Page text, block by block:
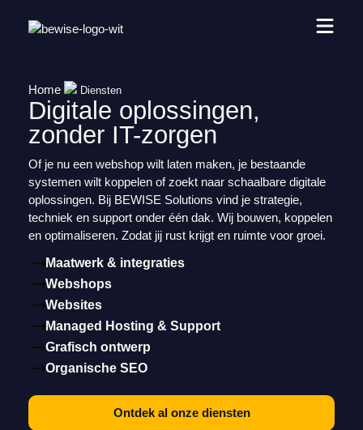
Home Diensten
Digitale oplossingen,
zonder IT-zorgen
Of je nu een webshop wilt laten maken, je bestaande
systemen wilt koppelen of zoekt naar schaalbare digitale
oplossingen. Bij BEWISE Solutions vind je strategie,
techniek en support onder één dak. Wij bouwen, koppelen
en optimaliseren. Zodat jij rust krijgt en ruimte voor groei.
Maatwerk & integraties
Managed Hosting & Support
Webshops
Grafisch ontwerp
Websites
Organische SEO
Ontdek al onze diensten